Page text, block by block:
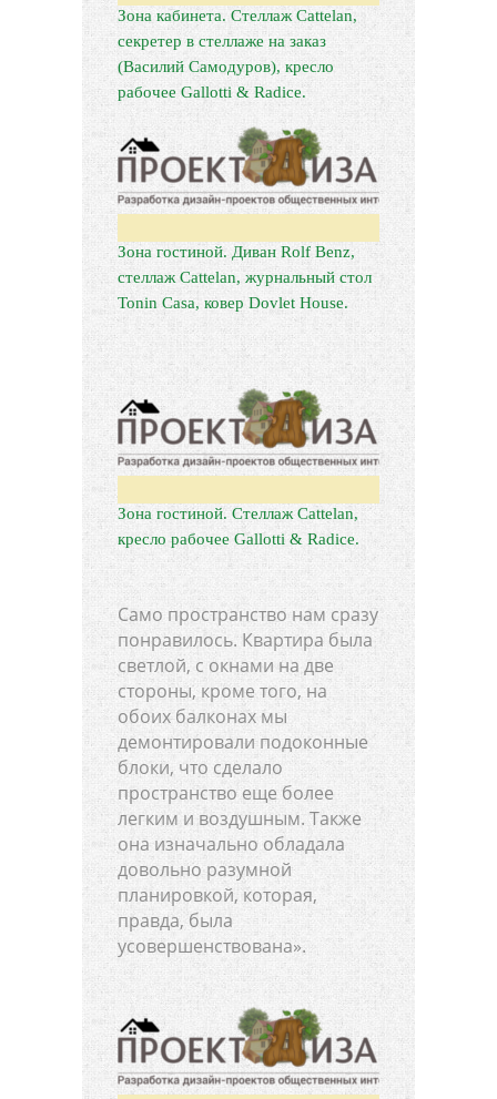
Зона кабинета. Стеллаж Cattelan,
секретер в стеллаже на заказ
(Василий Самодуров), кресло
рабочее Gallotti & Radice.
Зона гостиной. Диван Rolf Benz,
стеллаж Cattelan, журнальный стол
Tonin Casa, ковер Dovlet House.
Зона гостиной. Стеллаж Cattelan,
кресло рабочее Gallotti & Radice.
Само пространство нам сразу
понравилось. Квартира была
светлой, с окнами на две
стороны, кроме того, на
обоих балконах мы
демонтировали подоконные
блоки, что сделало
пространство еще более
легким и воздушным. Также
она изначально обладала
довольно разумной
планировкой, которая,
правда, была
усовершенствована».